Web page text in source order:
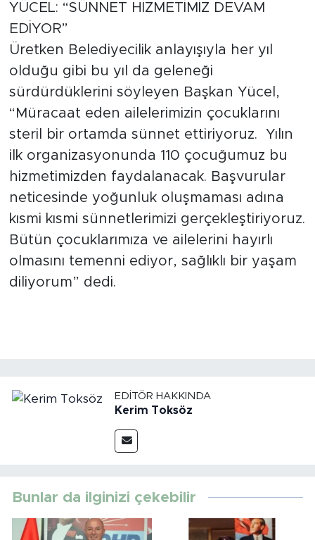
YÜCEL: “SÜNNET HİZMETİMİZ DEVAM
EDİYOR”
Üretken Belediyecilik anlayışıyla her yıl
olduğu gibi bu yıl da geleneği
sürdürdüklerini söyleyen Başkan Yücel,
“Müracaat eden ailelerimizin çocuklarını
steril bir ortamda sünnet ettiriyoruz. Yılın
ilk organizasyonunda 110 çocuğumuz bu
hizmetimizden faydalanacak. Başvurular
neticesinde yoğunluk oluşmaması adına
kısmi kısmi sünnetlerimizi gerçekleştiriyoruz.
Bütün çocuklarımıza ve ailelerini hayırlı
olmasını temenni ediyor, sağlıklı bir yaşam
diliyorum” dedi.
EDITÖR HAKKINDA
Kerim Toksöz
Bunlar da ilginizi çekebilir